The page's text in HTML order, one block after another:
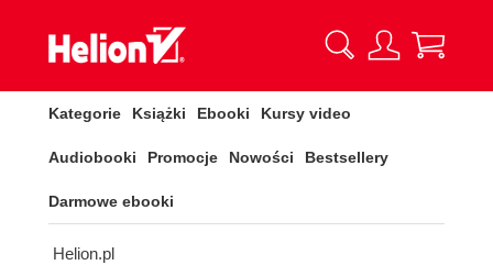
Kategorie Książki Ebooki Kursy video
Audiobooki Promocje Nowości Bestsellery
Darmowe ebooki
Helion.pl